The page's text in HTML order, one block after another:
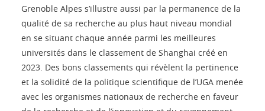
Grenoble Alpes s’illustre aussi par la permanence de la
qualité de sa recherche au plus haut niveau mondial
en se situant chaque année parmi les meilleures
universités dans le classement de Shanghai créé en
2023. Des bons classements qui révèlent la pertinence
et la solidité de la politique scientifique de l’UGA menée
avec les organismes nationaux de recherche en faveur